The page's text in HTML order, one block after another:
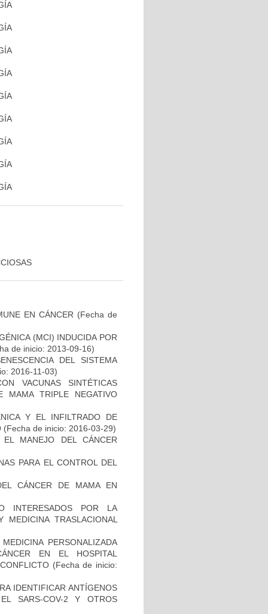
EN CÁNCER (Fecha de
(MCI) INDUCIDA POR
de inicio: 2013-09-16)
DEL SISTEMA
2016-11-03)
VACUNAS SINTÉTICAS
MAMA TRIPLE NEGATIVO
Y EL INFILTRADO DE
(Fecha de inicio: 2016-03-29)
EL MANEJO DEL CÁNCER
PARA EL CONTROL DEL
CÁNCER DE MAMA EN
INTERESADOS POR LA
TRASLACIONAL
PERSONALIZADA
EN EL HOSPITAL
(Fecha de inicio:
IDENTIFICAR ANTÍGENOS
SARS-COV-2 Y OTROS